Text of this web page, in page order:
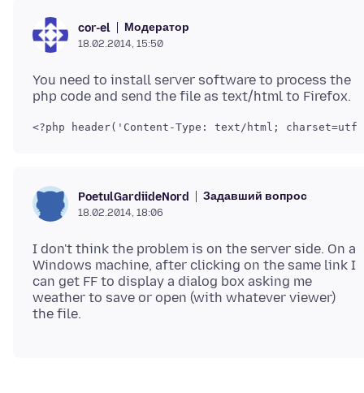
cor-el Модератор
18.02.2014, 15:50
You need to install server software to process the
PoetulGardiideNord Задавший вопрос
18.02.2014, 18:06
I don't think the problem is on the server side. On a
Windows machine, after clicking on the same link I
can get FF to display a dialog box asking me
weather to save or open (with whatever viewer)